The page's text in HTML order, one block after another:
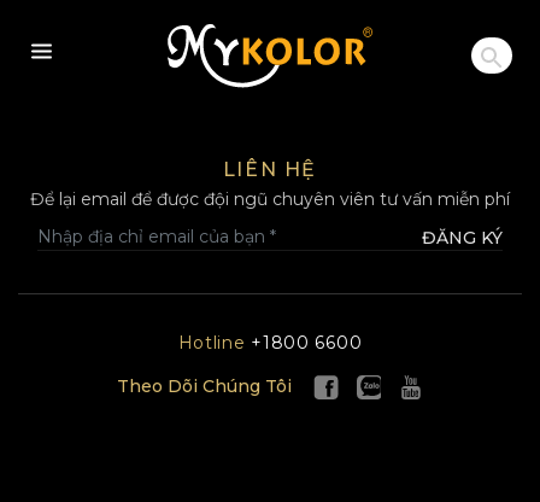
MYKOLOR
LIÊN HỆ
Để lại email để được đội ngũ chuyên viên tư vấn miễn phí
ĐĂNG KÝ
Hotline +1800 6600
Theo Dõi Chúng Tôi